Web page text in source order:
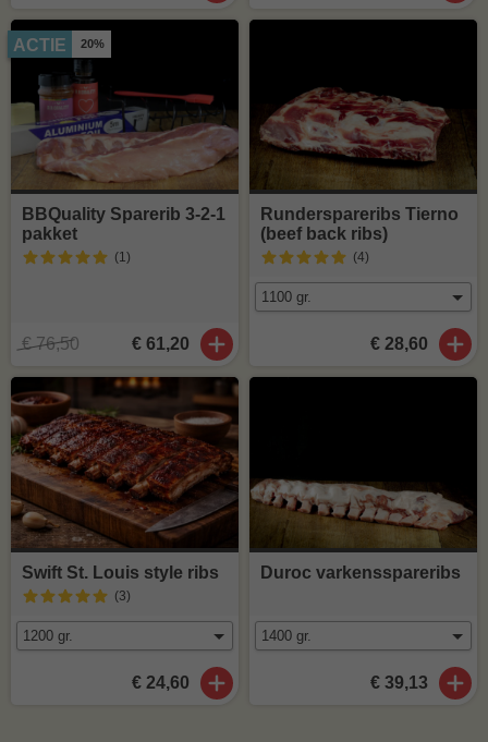
ACTIE 20%
BBQuality Sparerib 3-2-1
pakket
(1)
€ 76,50 € 61,20
Runderspareribs Tierno
(beef back ribs)
(4)
€ 28,60
Swift St. Louis style ribs
(3)
€ 24,60
Duroc varkensspareribs
€ 39,13